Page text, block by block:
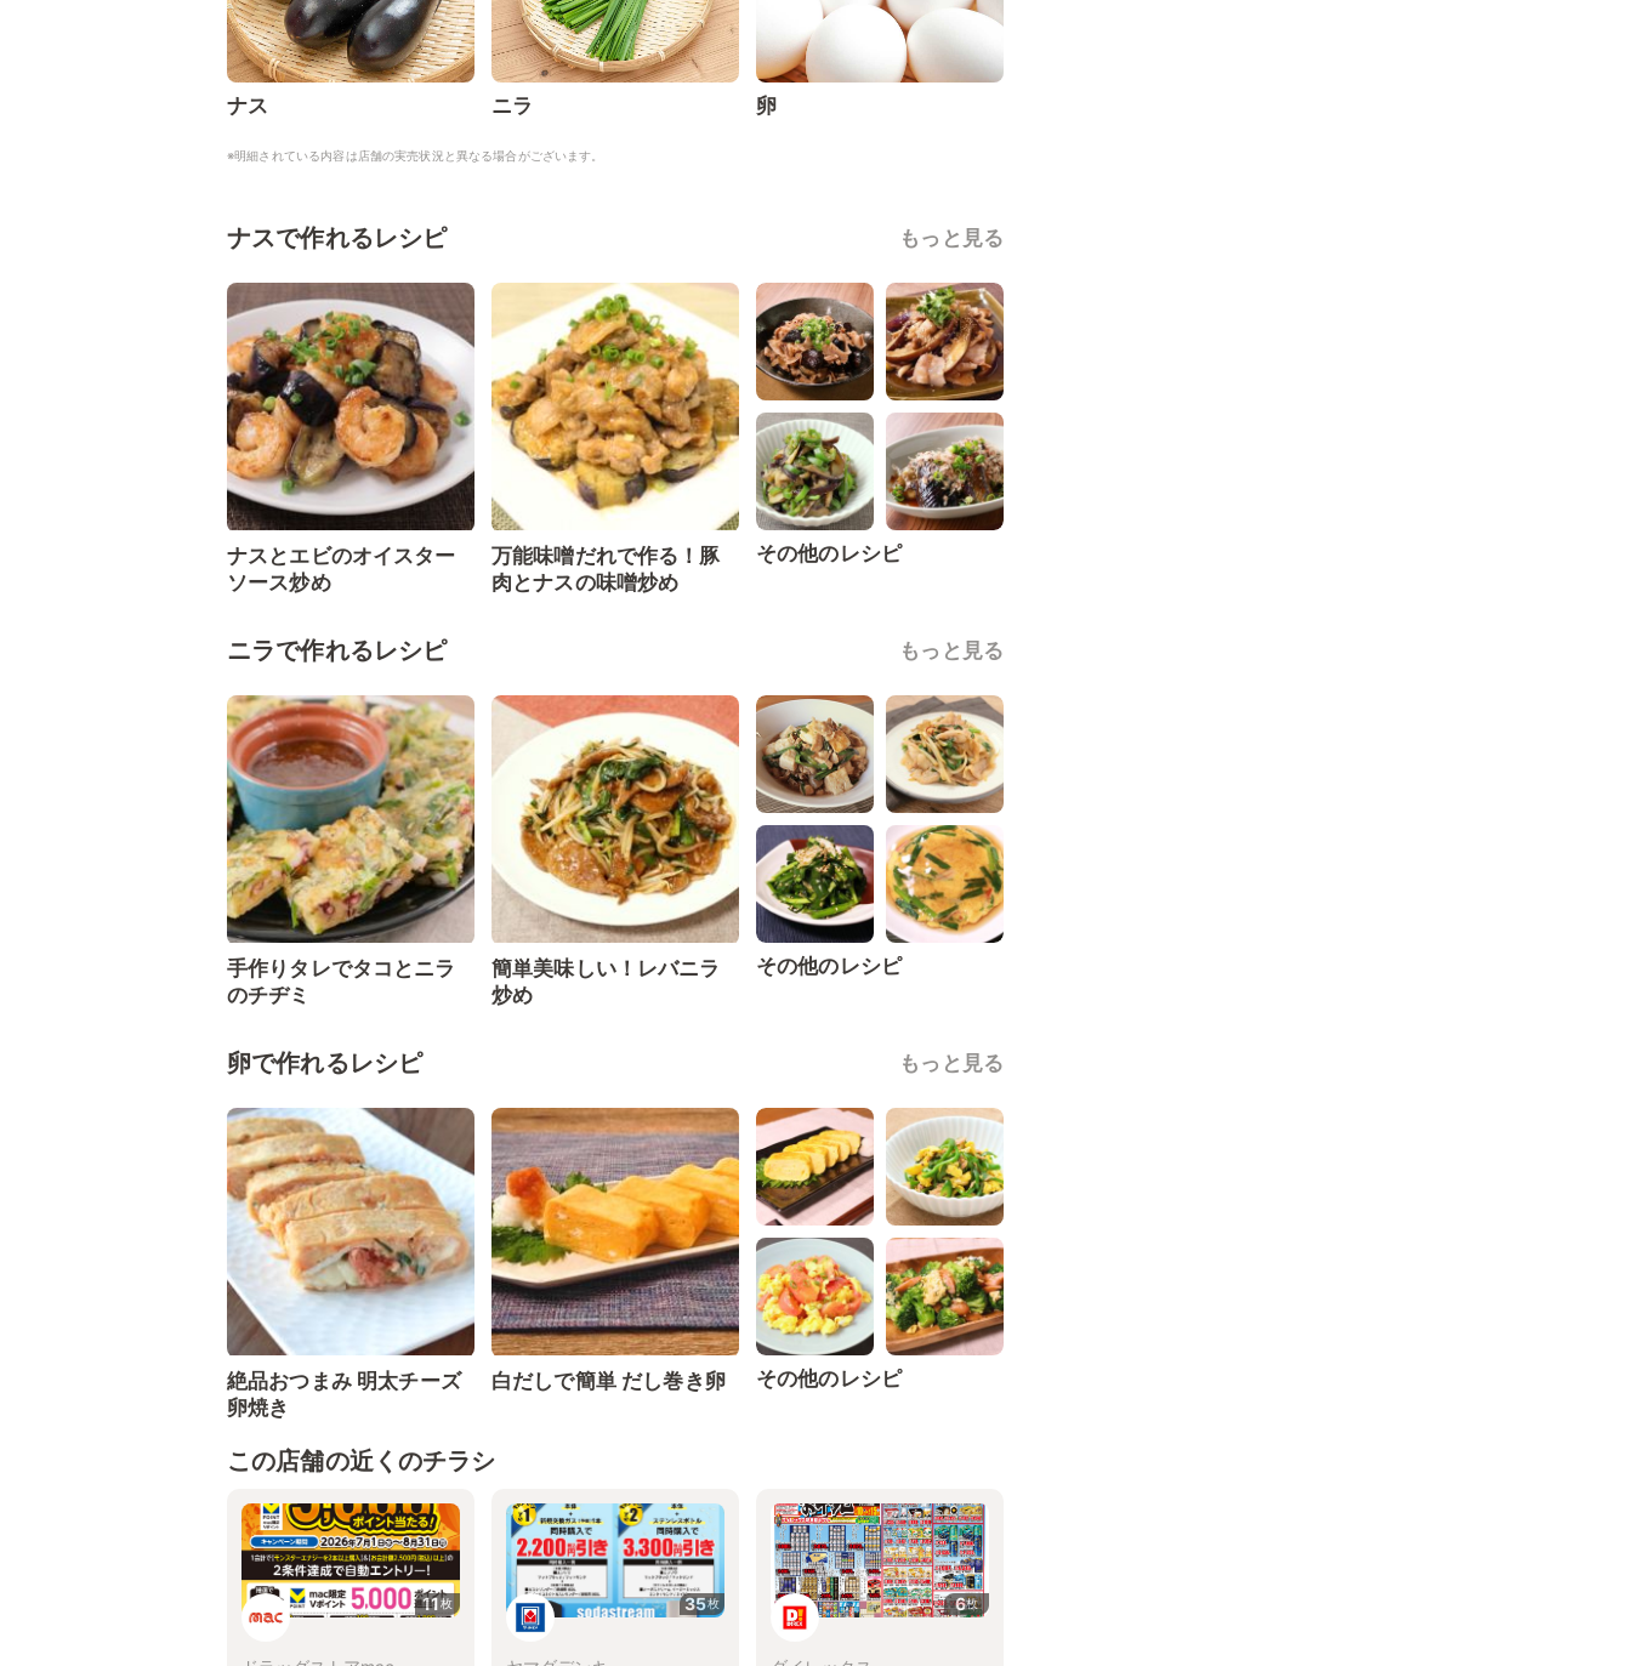
ナス ニラ 卵
※明細されている内容は店舗の実売状況と異なる場合がございます。
ナスで作れるレシピ もっと見る
ナスとエビのオイスター
ソース炒め
万能味噌だれで作る！豚
肉とナスの味噌炒め
その他のレシピ
ニラで作れるレシピ もっと見る
手作りタレでタコとニラ
のチヂミ
簡単美味しい！レバニラ
炒め
その他のレシピ
卵で作れるレシピ もっと見る
絶品おつまみ 明太チーズ
卵焼き
白だしで簡単 だし巻き卵 その他のレシピ
この店舗の近くのチラシ
11枚 35枚 6枚